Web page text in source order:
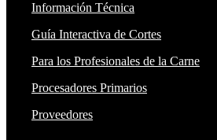
Información Técnica
Guía Interactiva de Cortes
Para los Profesionales de la Carne
Procesadores Primarios
Proveedores